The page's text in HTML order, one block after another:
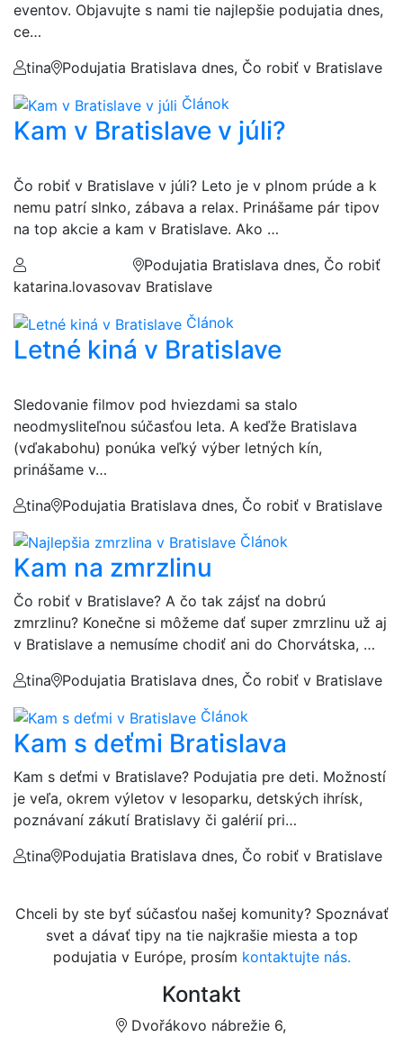
eventov. Objavujte s nami tie najlepšie podujatia dnes,
ce…
tina
Podujatia Bratislava dnes, Čo robiť v Bratislave
Článok
Kam v Bratislave v júli?
Čo robiť v Bratislave v júli? Leto je v plnom prúde a k
nemu patrí slnko, zábava a relax. Prinášame pár tipov
na top akcie a kam v Bratislave. Ako …
katarina.lovasova
Podujatia Bratislava dnes, Čo robiť
v Bratislave
Článok
Letné kiná v Bratislave
Sledovanie filmov pod hviezdami sa stalo
neodmysliteľnou súčasťou leta. A keďže Bratislava
(vďakabohu) ponúka veľký výber letných kín,
prinášame v…
tina
Podujatia Bratislava dnes, Čo robiť v Bratislave
Článok
Kam na zmrzlinu
Čo robiť v Bratislave? A čo tak zájsť na dobrú
zmrzlinu? Konečne si môžeme dať super zmrzlinu už aj
v Bratislave a nemusíme chodiť ani do Chorvátska, …
tina
Podujatia Bratislava dnes, Čo robiť v Bratislave
Článok
Kam s deťmi Bratislava
Kam s deťmi v Bratislave? Podujatia pre deti. Možností
je veľa, okrem výletov v lesoparku, detských ihrísk,
poznávaní zákutí Bratislavy či galérií pri…
tina
Podujatia Bratislava dnes, Čo robiť v Bratislave
Chceli by ste byť súčasťou našej komunity? Spoznávať
svet a dávať tipy na tie najkrašie miesta a top
podujatia v Európe, prosím kontaktujte nás.
Kontakt
Dvořákovo nábrežie 6,